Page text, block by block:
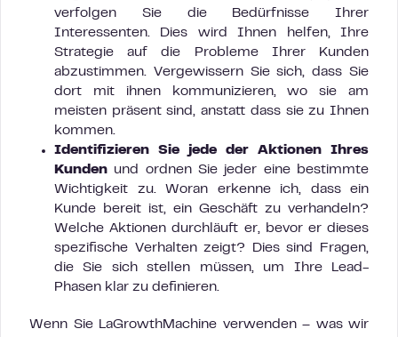
verfolgen Sie die Bedürfnisse Ihrer
Interessenten. Dies wird Ihnen helfen, Ihre
Strategie auf die Probleme Ihrer Kunden
abzustimmen. Vergewissern Sie sich, dass Sie
dort mit ihnen kommunizieren, wo sie am
meisten präsent sind, anstatt dass sie zu Ihnen
kommen.
Identifizieren Sie jede der Aktionen Ihres
Kunden und ordnen Sie jeder eine bestimmte
Wichtigkeit zu. Woran erkenne ich, dass ein
Kunde bereit ist, ein Geschäft zu verhandeln?
Welche Aktionen durchläuft er, bevor er dieses
spezifische Verhalten zeigt? Dies sind Fragen,
die Sie sich stellen müssen, um Ihre Lead-
Phasen klar zu definieren.
Wenn Sie LaGrowthMachine verwenden – was wir